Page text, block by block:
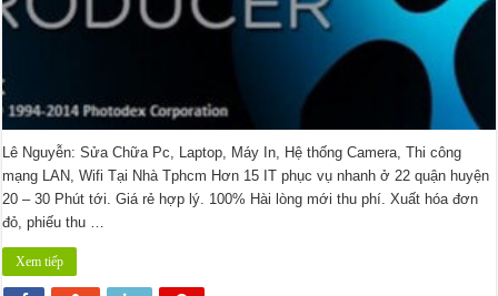
Lê Nguyễn: Sửa Chữa Pc, Laptop, Máy In, Hệ thống Camera, Thi công
mạng LAN, Wifi Tại Nhà Tphcm Hơn 15 IT phục vụ nhanh ở 22 quận huyện
20 – 30 Phút tới. Giá rẻ hợp lý. 100% Hài lòng mới thu phí. Xuất hóa đơn
đỏ, phiếu thu …
Xem tiếp